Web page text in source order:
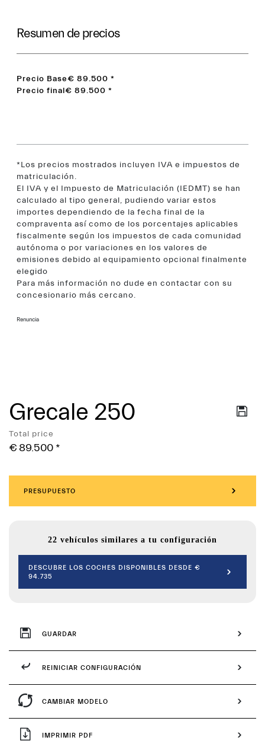
Resumen de precios
Precio Base€ 89.500 *
Precio final€ 89.500 *
*Los precios mostrados incluyen IVA e impuestos de
matriculación.
El IVA y el Impuesto de Matriculación (IEDMT) se han
calculado al tipo general, pudiendo variar estos
importes dependiendo de la fecha final de la
compraventa así como de los porcentajes aplicables
fiscalmente según los impuestos de cada comunidad
autónoma o por variaciones en los valores de
emisiones debido al equipamiento opcional finalmente
elegido
Para más información no dude en contactar con su
concesionario más cercano.
Renuncia
Servicios
Grecale 250
Total price
€ 89.500*
PRESUPUESTO
22 vehículos similares a tu configuración
DESCUBRE LOS COCHES DISPONIBLES DESDE €
94.735
GUARDAR
REINICIAR CONFIGURACIÓN
CAMBIAR MODELO
IMPRIMIR PDF